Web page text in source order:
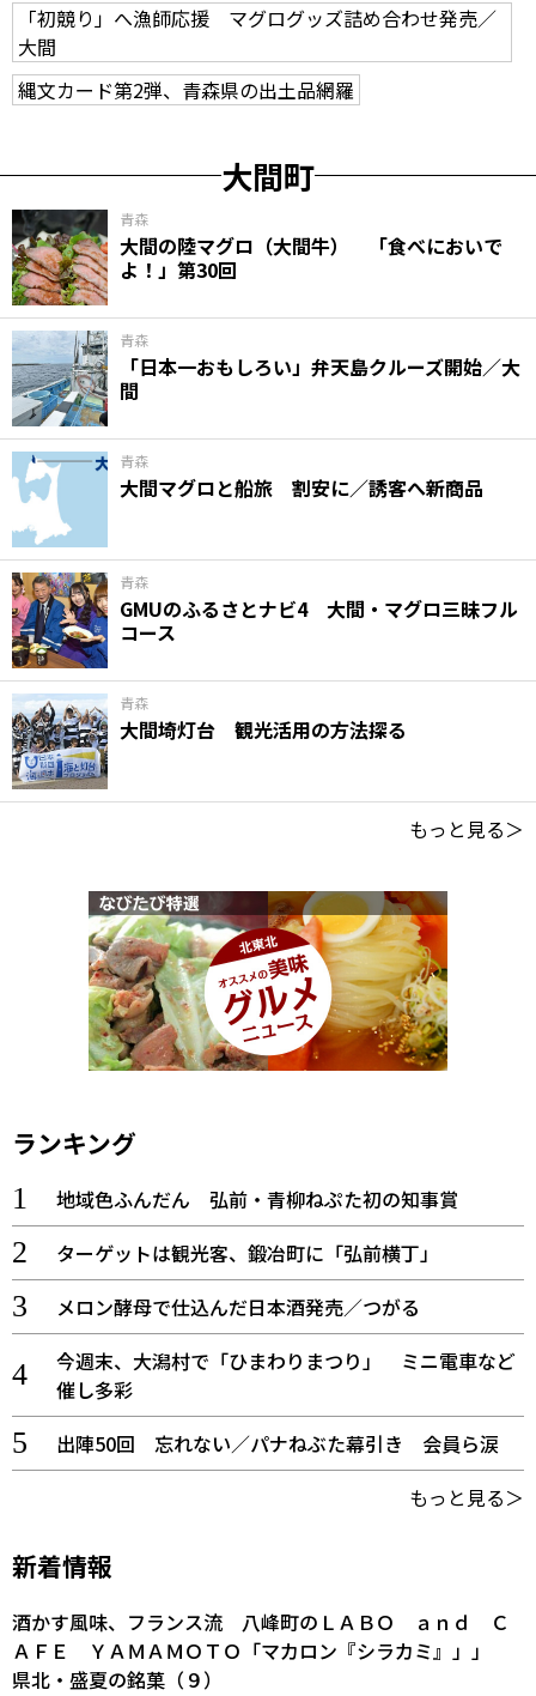
「初競り」へ漁師応援 マグログッズ詰め合わせ発売／
大間
縄文カード第2弾、青森県の出土品網羅
大間町
青森
大間の陸マグロ（大間牛） 「食べにおいで
よ！」第30回
青森
「日本一おもしろい」弁天島クルーズ開始／大
間
青森
大間マグロと船旅 割安に／誘客へ新商品
青森
GMUのふるさとナビ4 大間・マグロ三昧フル
コース
青森
大間埼灯台 観光活用の方法探る
もっと見る＞
ランキング
地域色ふんだん 弘前・青柳ねぷた初の知事賞
ターゲットは観光客、鍛冶町に「弘前横丁」
メロン酵母で仕込んだ日本酒発売／つがる
今週末、大潟村で「ひまわりまつり」 ミニ電車など
催し多彩
出陣50回 忘れない／パナねぶた幕引き 会員ら涙
もっと見る＞
新着情報
酒かす風味、フランス流 八峰町のＬＡＢＯ ａｎｄ Ｃ
ＡＦＥ ＹＡＭＡＭＯＴＯ「マカロン『シラカミ』」」
県北・盛夏の銘菓（９）